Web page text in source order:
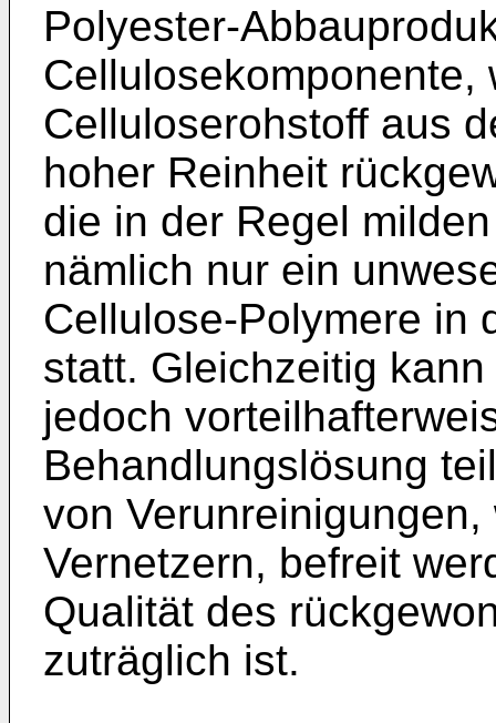
Polyester-
Cellulosekomponente,
Celluloserohstoff aus
hoher Reinheit
die in der Regel
nämlich nur ein
Cellulose-Polymere in
statt. Gleichzeitig
jedoch
Behandlungslösung
von
Vernetzern, befreit
Qualität des
zuträglich ist.